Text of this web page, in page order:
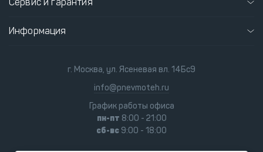
Информация
г. Москва, ул. Ясеневая вл. 14Бс9
info@pnevmoteh.ru
График работы офиса
пн-пт 8:00 - 21:00
сб-вс 9:00 - 18:00